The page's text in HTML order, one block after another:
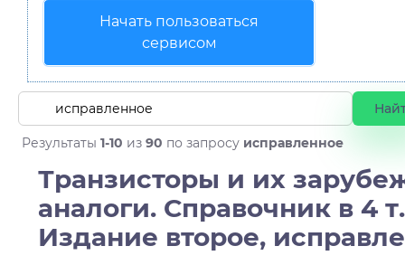
Начать пользоваться
сервисом
Результаты 1-10 из 90 по запросу исправленное
Транзисторы и их
аналоги. Справочник в 4
Издание второе,